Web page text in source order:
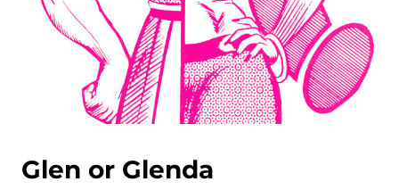
Glen or Glenda